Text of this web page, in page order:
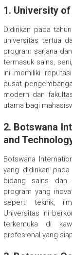
1. University
Didirikan pada
universitas tertua
program sarjana
termasuk sains,
ini memiliki
pusat
modern dan
utama bagi
2. Botswana
and
Botswana
yang didirikan
bidang sains dan
program yang
seperti teknik,
Universitas ini
terkemuka di
profesional yang